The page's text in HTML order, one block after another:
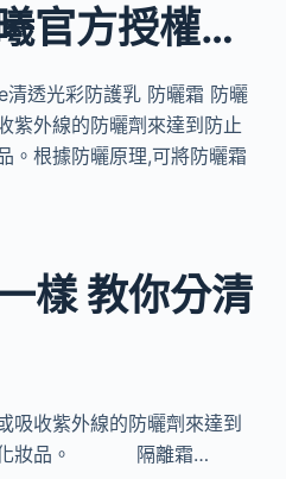
官方授權…
透光彩防護乳 防曬霜 防曬
紫外線的防曬劑來達到防止
。根據防曬原理,可將防曬霜
樣 教你分清
吸收紫外線的防曬劑來達到
的化妝品。 隔離霜…